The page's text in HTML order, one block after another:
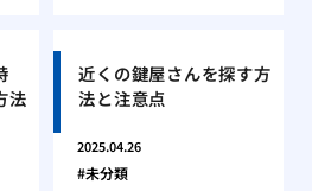
法
近くの鍵屋さんを探す方
法と注意点
2025.04.26
未分類